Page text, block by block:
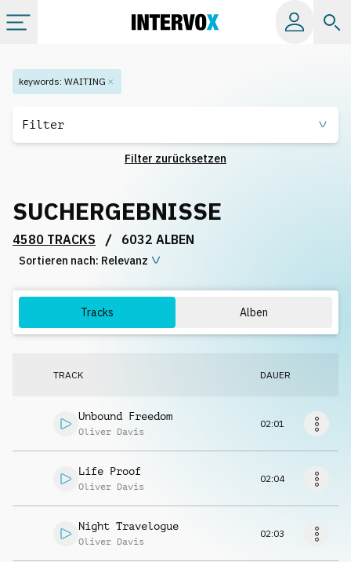
Kategorien
Playlists
Lizenzen
keywords: WAITING
Filter
Filter zurücksetzen
SUCHERGEBNISSE
4580 TRACKS / 6032 ALBEN
Sortieren nach: Relevanz
Tracks Alben
TRACK DAUER
Unbound Freedom
Oliver Davis
02:01
Life Proof
Oliver Davis
02:04
Night Travelogue
Oliver Davis
02:03